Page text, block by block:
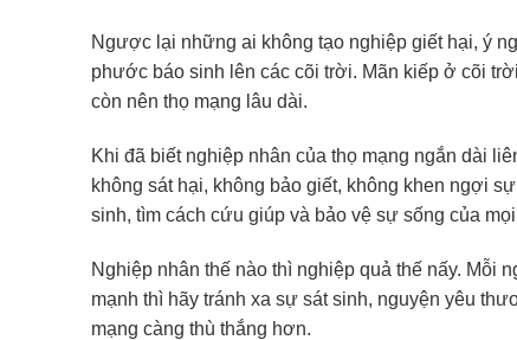
Ngược lại những ai không tạo nghiệp giết hại, ý
phước báo sinh lên các cõi trời. Mãn kiếp ở cõi
còn nên thọ mạng lâu dài.
Khi đã biết nghiệp nhân của thọ mạng ngắn dài
không sát hại, không bảo giết, không khen ngợi
sinh, tìm cách cứu giúp và bảo vệ sự sống của
Nghiệp nhân thế nào thì nghiệp quả thế nấy. Mỗi
mạnh thì hãy tránh xa sự sát sinh, nguyện yêu
mạng càng thù thắng hơn.